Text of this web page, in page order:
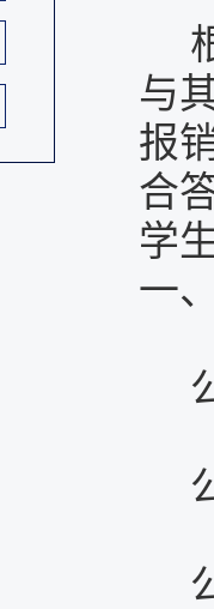
与
报
合
学
一